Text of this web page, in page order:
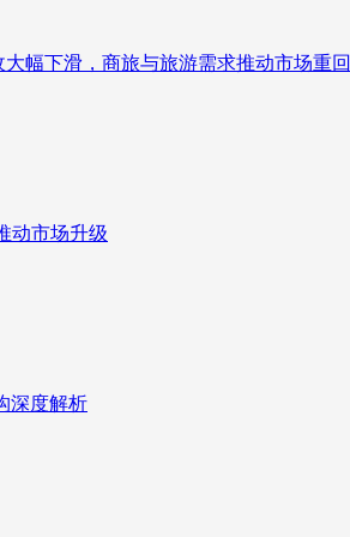
幅下滑，商旅与旅游需求推动市场重
动市场升级
深度解析